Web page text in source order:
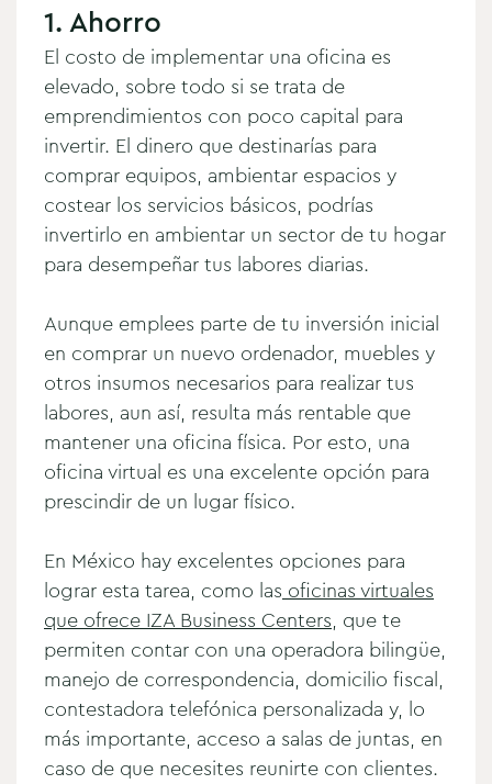
1. Ahorro
El costo de implementar una oficina es
elevado, sobre todo si se trata de
emprendimientos con poco capital para
invertir. El dinero que destinarías para
comprar equipos, ambientar espacios y
costear los servicios básicos, podrías
invertirlo en ambientar un sector de tu hogar
para desempeñar tus labores diarias.
Aunque emplees parte de tu inversión inicial
en comprar un nuevo ordenador, muebles y
otros insumos necesarios para realizar tus
labores, aun así, resulta más rentable que
mantener una oficina física. Por esto, una
oficina virtual es una excelente opción para
prescindir de un lugar físico.
En México hay excelentes opciones para
lograr esta tarea, como las oficinas virtuales
que ofrece IZA Business Centers, que te
permiten contar con una operadora bilingüe,
manejo de correspondencia, domicilio fiscal,
contestadora telefónica personalizada y, lo
más importante, acceso a salas de juntas, en
caso de que necesites reunirte con clientes.